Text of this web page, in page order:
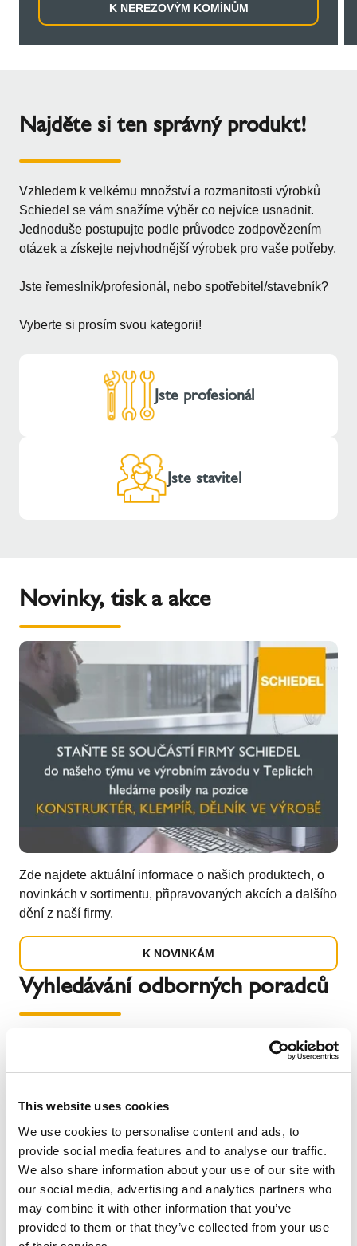
This website uses cookies
We use cookies to personalise content and ads, to
provide social media features and to analyse our traffic.
We also share information about your use of our site with
our social media, advertising and analytics partners who
may combine it with other information that you’ve
provided to them or that they’ve collected from your use
K NEREZOVÝM KOMÍNŮM
Najděte si ten správný produkt!
Vzhledem k velkému množství a rozmanitosti výrobků
Schiedel se vám snažíme výběr co nejvíce usnadnit.
Jednoduše postupujte podle průvodce zodpovězením
otázek a získejte nejvhodnější výrobek pro vaše potřeby.
Jste řemeslník/profesionál, nebo spotřebitel/stavebník?
Vyberte si prosím svou kategorii!
Jste profesionál
Jste stavitel
Novinky, tisk a akce
Zde najdete aktuální informace o našich produktech, o
novinkách v sortimentu, připravovaných akcích a dalšího
dění z naší firmy.
K NOVINKÁM
Vyhledávání odborných poradců